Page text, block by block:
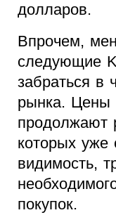
долларов.
Впрочем,
следующие
забраться в
рынка. Цены
продолжают
которых уже
видимость,
покупок.